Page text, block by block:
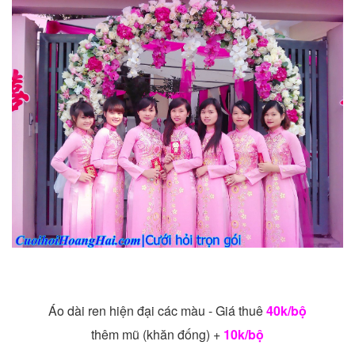
Áo dài ren hiện đại các màu - Giá thuê40k/bộ
thêm mũ (khăn đống) + 10k/bộ